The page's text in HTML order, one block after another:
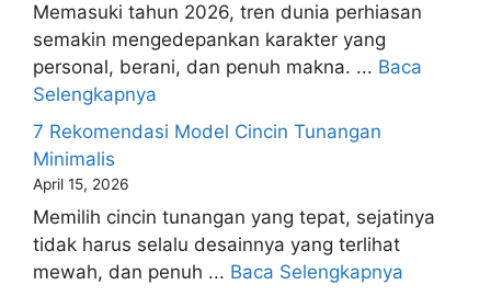
Memasuki tahun 2026, tren dunia perhiasan
semakin mengedepankan karakter yang
personal, berani, dan penuh makna. ... Baca
Selengkapnya
7 Rekomendasi Model Cincin Tunangan
Minimalis
April 15, 2026
Memilih cincin tunangan yang tepat, sejatinya
tidak harus selalu desainnya yang terlihat
mewah, dan penuh ... Baca Selengkapnya